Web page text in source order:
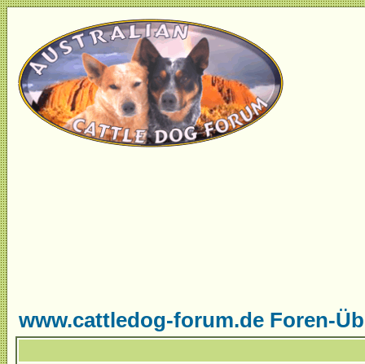
www.cattledog-forum.de Foren-